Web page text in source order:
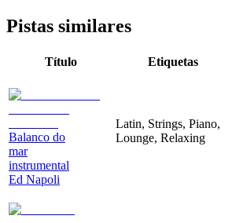
Pistas similares
Título Etiquetas
Balanco do
mar
instrumental
Ed Napoli
Latin, Strings, Piano,
Lounge, Relaxing